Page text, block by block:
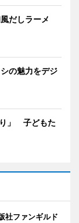
だしラーメ
の魅力をデジ
り」 子どもた
社ファンギルド